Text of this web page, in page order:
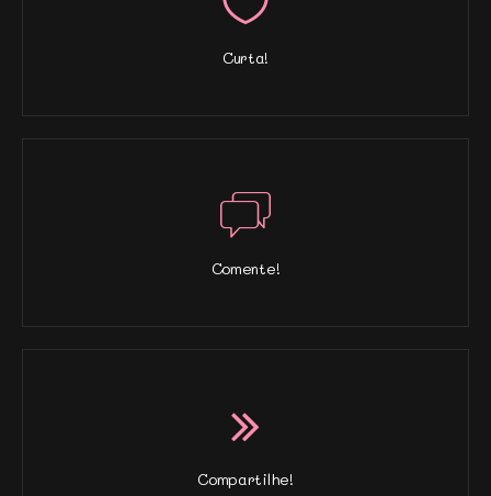
Curta!
Comente!
Compartilhe!